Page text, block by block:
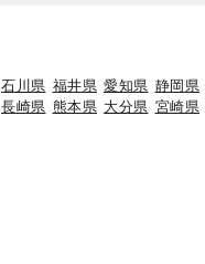
石川県 福井県 愛知県 静岡県
長崎県 熊本県 大分県 宮崎県